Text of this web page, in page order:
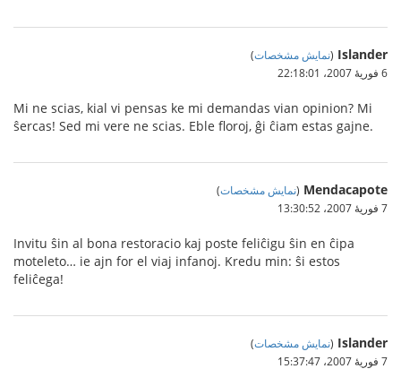
Islander
(نمایش مشخصات)
6 فوریهٔ 2007،‏ 22:18:01
Mi ne scias, kial vi pensas ke mi demandas vian opinion? Mi
ŝercas! Sed mi vere ne scias. Eble floroj, ĝi ĉiam estas gajne.
Mendacapote
(نمایش مشخصات)
7 فوریهٔ 2007،‏ 13:30:52
Invitu ŝin al bona restoracio kaj poste feliĉigu ŝin en ĉipa
moteleto… ie ajn for el viaj infanoj. Kredu min: ŝi estos
feliĉega!
Islander
(نمایش مشخصات)
7 فوریهٔ 2007،‏ 15:37:47